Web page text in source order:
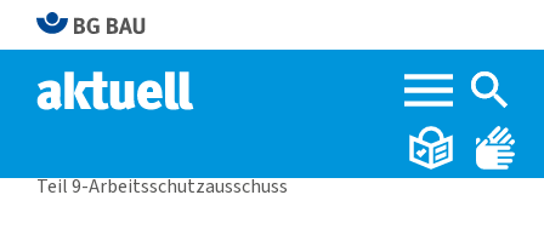
Teil 9-Arbeitsschutzausschuss